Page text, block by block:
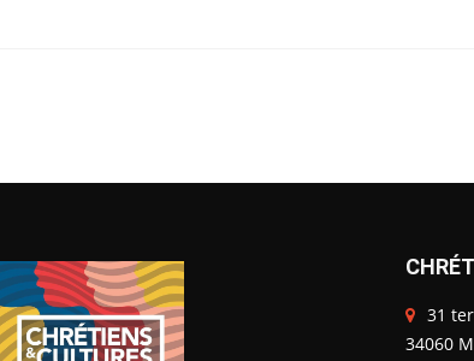
31
34060